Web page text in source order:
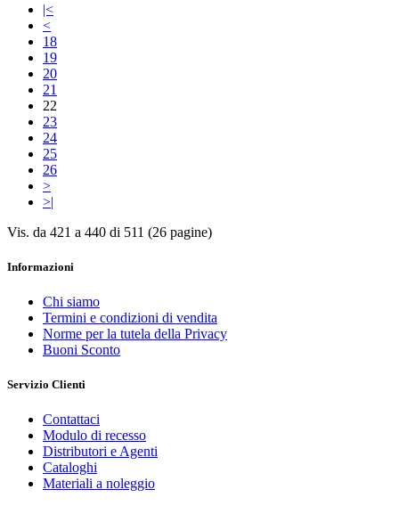
|<
<
18
19
20
21
22
23
24
25
26
>
>|
Vis. da 421 a 440 di 511 (26 pagine)
Informazioni
Chi siamo
Termini e condizioni di vendita
Norme per la tutela della Privacy
Buoni Sconto
Servizio Clienti
Contattaci
Modulo di recesso
Distributori e Agenti
Cataloghi
Materiali a noleggio